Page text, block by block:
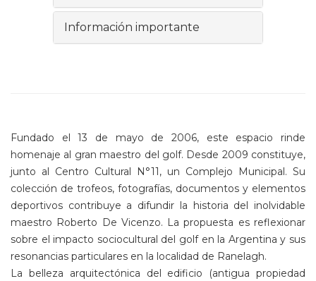
Información importante
Fundado el 13 de mayo de 2006, este espacio rinde
homenaje al gran maestro del golf. Desde 2009 constituye,
junto al Centro Cultural N°11, un Complejo Municipal. Su
colección de trofeos, fotografías, documentos y elementos
deportivos contribuye a difundir la historia del inolvidable
maestro Roberto De Vicenzo. La propuesta es reflexionar
sobre el impacto sociocultural del golf en la Argentina y sus
resonancias particulares en la localidad de Ranelagh.
La belleza arquitectónica del edificio (antigua propiedad